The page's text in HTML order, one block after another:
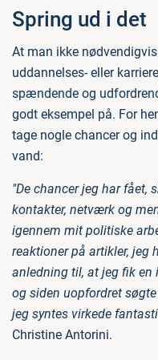
Spring ud i det
At man ikke
uddannelses- eller
spændende og
godt eksempel på. For
tage nogle chancer og
vand:
"De chancer jeg har fået,
kontakter, netværk og
igennem mit politiske
reaktioner på artikler, jeg
anledning til, at jeg fik
og siden uopfordret
jeg syntes virkede
Christine Antorini.